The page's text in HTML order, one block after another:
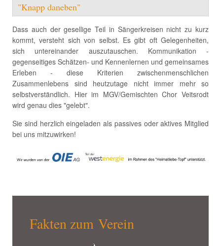
"Knapp daneben"
Dass auch der gesellige Teil in Sängerkreisen nicht zu kurz
kommt, versteht sich von selbst. Es gibt oft Gelegenheiten,
sich untereinander auszutauschen. Kommunikation -
gegenseitiges Schätzen- und Kennenlernen und gemeinsames
Erleben - diese Kriterien zwischenmenschlichen
Zusammenlebens sind heutzutage nicht immer mehr so
selbstverständlich. Hier im MGV/Gemischten Chor Veitsrodt
wird genau dies "gelebt".
Sie sind herzlich eingeladen als passives oder aktives Mitglied
bei uns mitzuwirken!
Fakten zum Verein